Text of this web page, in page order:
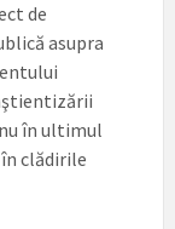
de
asupra
în ultimul
clădirile